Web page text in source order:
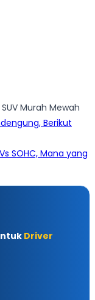
Murah Mewah
Berikut
SOHC, Mana yang
Driver